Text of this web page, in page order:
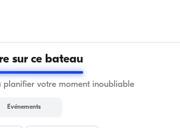
sur ce bateau
planifier votre moment inoubliable
Événements